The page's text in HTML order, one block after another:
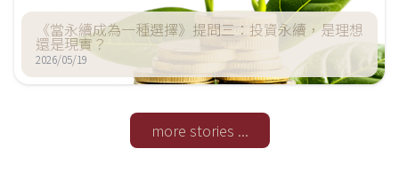
《當永續成為一種選擇》提問三：投資永續，是理想
還是現實？
2026/05/19
more stories ...